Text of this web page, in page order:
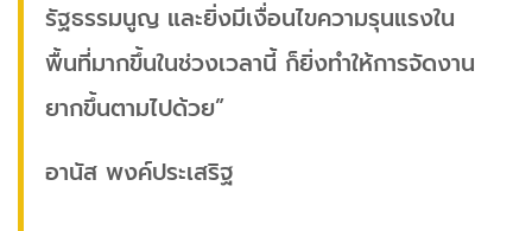
รัฐธรรมนูญ และยิ่งมีเงื่อนไขความรุนแรงใน
พื้นที่มากขึ้นในช่วงเวลานี้ ก็ยิ่งทำให้การจัดงาน
ยากขึ้นตามไปด้วย”
อานัส พงค์ประเสริฐ